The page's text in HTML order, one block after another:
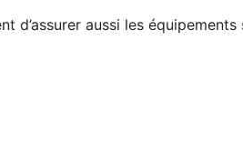
d’assurer aussi les